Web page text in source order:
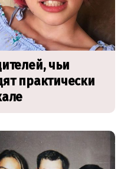
чьи
практически